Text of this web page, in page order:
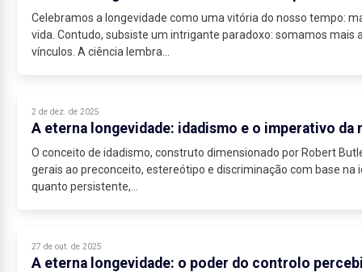
Celebramos a longevidade como uma vitória do nosso tempo:
vida. Contudo, subsiste um intrigante paradoxo: somamos mais
vínculos. A ciência lembra...
2 de dez. de 2025
A eterna longevidade: idadismo e o imperativo da
O conceito de idadismo, construto dimensionado por Robert
gerais ao preconceito, estereótipo e discriminação com base na
quanto persistente,...
27 de out. de 2025
A eterna longevidade: o poder do controlo